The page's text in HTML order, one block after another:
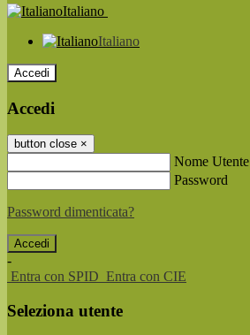
Italiano
Italiano
Accedi
Accedi
button close ×
Nome Utente
Password
Password dimenticata?
-
Entra con SPID Entra con CIE
Seleziona utente